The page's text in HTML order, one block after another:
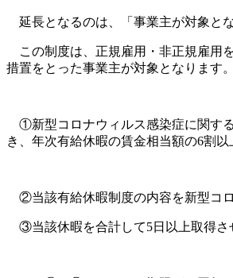
延長となるのは、「事業主が対象と
この制度は、正規雇用・非正規雇用
措置をとった事業主が対象となります。
①新型コロナウィルス感染症に関す
き、年次有給休暇の賃金相当額の6割
②当該有給休暇制度の内容を新型コロ
③当該休暇を合計して5日以上取得さ